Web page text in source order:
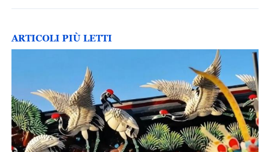
ARTICOLI PIÙ LETTI